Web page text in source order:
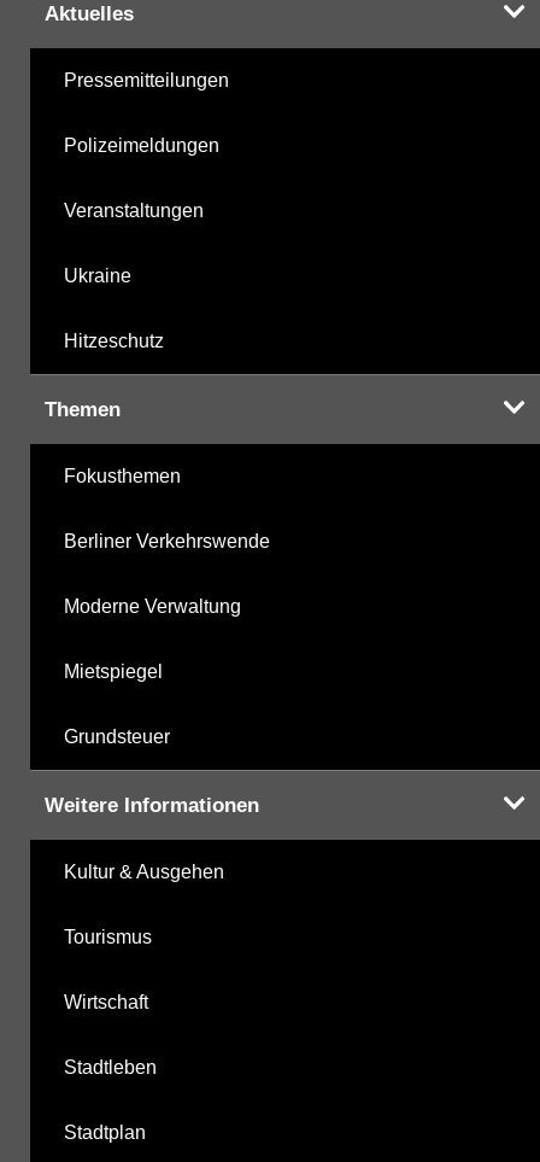
Aktuelles
Pressemitteilungen
Polizeimeldungen
Veranstaltungen
Ukraine
Hitzeschutz
Themen
Fokusthemen
Berliner Verkehrswende
Moderne Verwaltung
Mietspiegel
Grundsteuer
Weitere Informationen
Kultur & Ausgehen
Tourismus
Wirtschaft
Stadtleben
Stadtplan